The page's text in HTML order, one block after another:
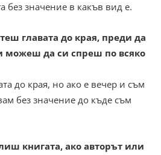
без значение в какъв вид е.
главата до края, преди да
можеш да си спреш по всяко
до края, но ако е вечер и съм
без значение до къде съм
книгата, ако авторът или